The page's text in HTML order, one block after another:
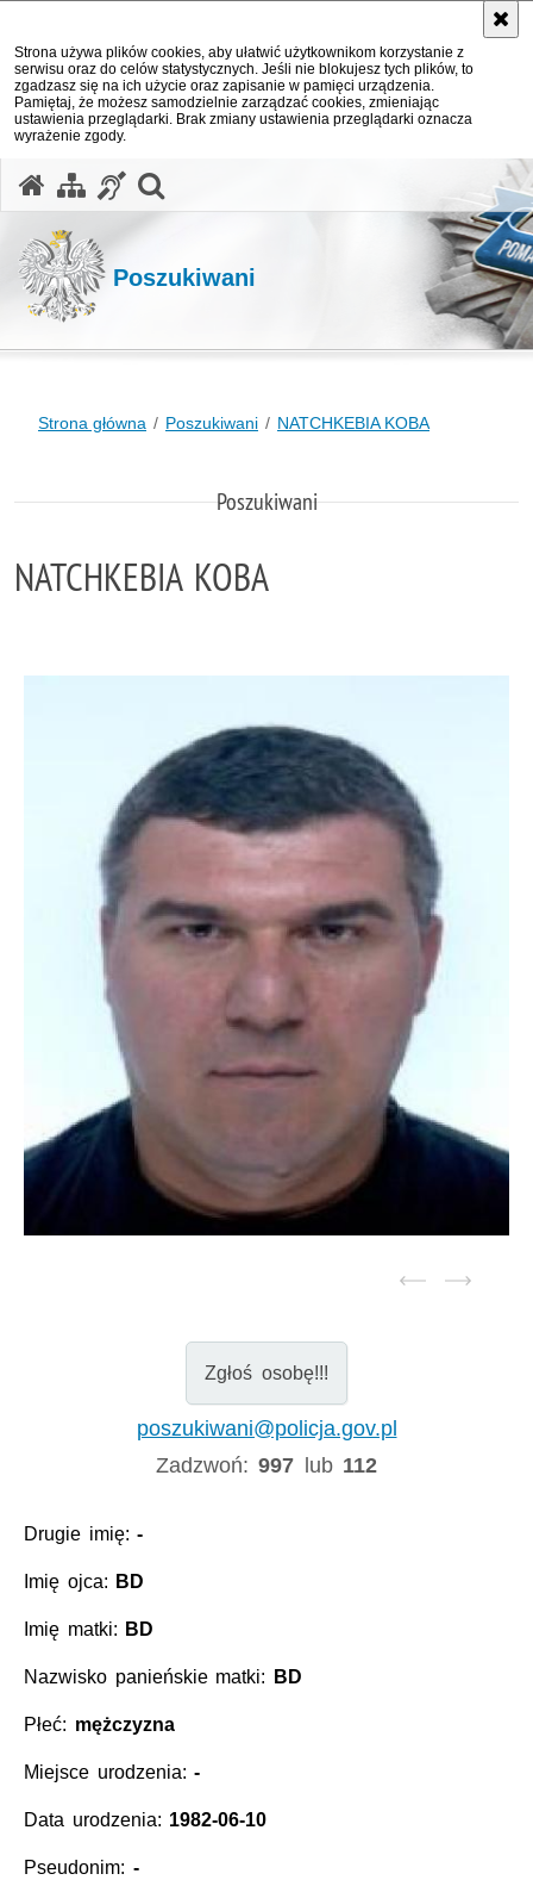
Strona używa plików cookies, aby ułatwić użytkownikom korzystanie z
serwisu oraz do celów statystycznych. Jeśli nie blokujesz tych plików, to
zgadzasz się na ich użycie oraz zapisanie w pamięci urządzenia.
Pamiętaj, że możesz samodzielnie zarządzać cookies, zmieniając
ustawienia przeglądarki. Brak zmiany ustawienia przeglądarki oznacza
wyrażenie zgody.
Poszukiwani
Strona główna Poszukiwani NATCHKEBIA KOBA
Poszukiwani
NATCHKEBIA KOBA
Zgłoś osobę!!!
poszukiwani@policja.gov.pl
Zadzwoń:997 lub 112
Drugie imię:-
Imię ojca: BD
Imię matki: BD
Nazwisko panieńskie matki: BD
Płeć: mężczyzna
Miejsce urodzenia:-
Data urodzenia: 1982-06-10
Pseudonim: -